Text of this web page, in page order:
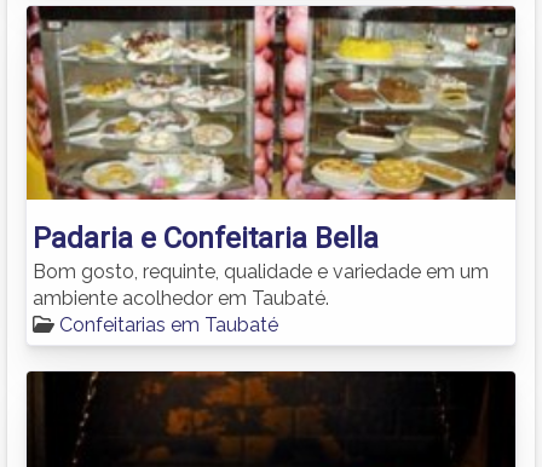
Padaria e Confeitaria Bella
Bom gosto, requinte, qualidade e variedade em um
ambiente acolhedor em Taubaté.
Confeitarias em Taubaté